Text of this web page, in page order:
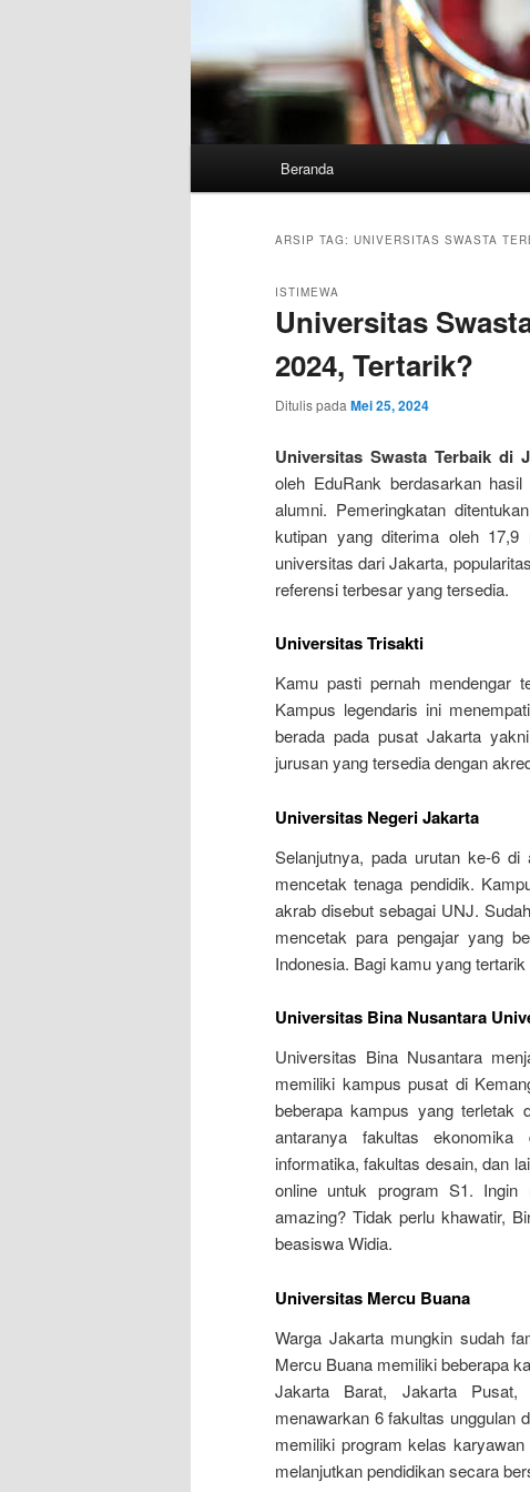
Beranda
ARSIP TAG: UNIVERSITAS SWASTA
Universitas
2024, Tertarik?
ISTIMEWA
Ditulis pada Mei 25, 2024
Universitas Swasta Terbaik di
oleh EduRank berdasarkan
alumni. Pemeringkatan
kutipan yang diterima oleh 17,9
universitas dari Jakarta,
referensi terbesar yang tersedia.
Universitas Trisakti
Kamu pasti pernah mendengar
Kampus legendaris ini
berada pada pusat Jakarta
jurusan yang tersedia dengan
Universitas Negeri Jakarta
Selanjutnya, pada urutan ke-6 di
mencetak tenaga pendidik.
akrab disebut sebagai UNJ.
mencetak para pengajar yang
Indonesia. Bagi kamu yang
Universitas Bina Nusantara
Universitas Bina Nusantara
memiliki kampus pusat di
beberapa kampus yang
antaranya fakultas
informatika, fakultas desain, dan
online untuk program S1.
amazing? Tidak perlu khawatir,
beasiswa Widia.
Universitas Mercu Buana
Warga Jakarta mungkin sudah
Mercu Buana memiliki beberapa
Jakarta Barat, Jakarta
menawarkan 6 fakultas unggulan
memiliki program kelas
melanjutkan pendidikan secara